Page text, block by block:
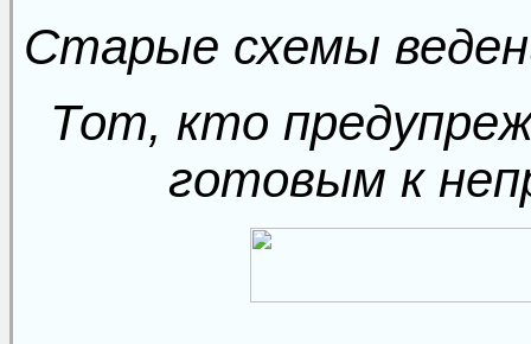
Старые схемы
Тот, кто
готовым к